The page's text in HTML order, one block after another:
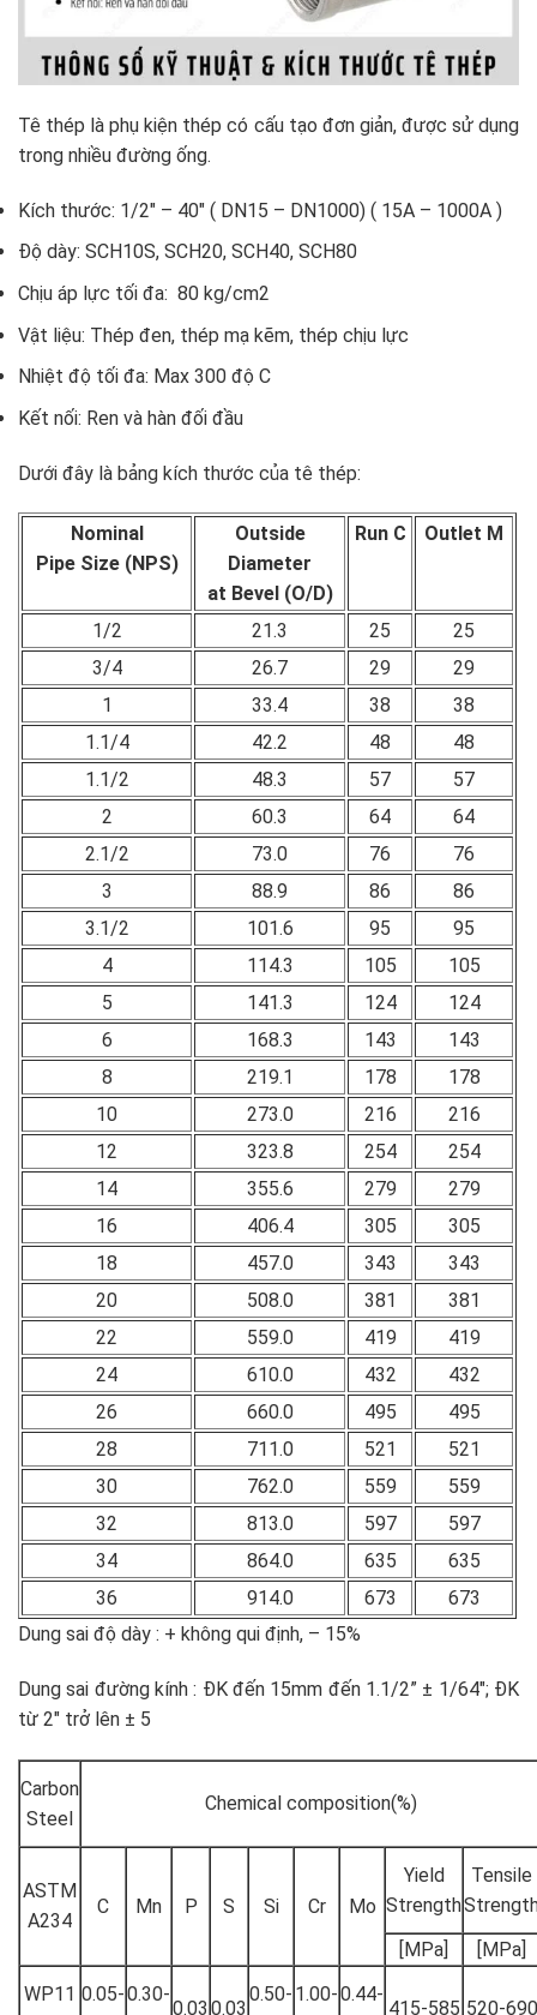
Tê thép là phụ kiện thép có cấu tạo đơn giản, được sử dụng
trong nhiều đường ống.
Kích thước: 1/2″ – 40″ ( DN15 – DN1000) ( 15A – 1000A )
Độ dày: SCH10S, SCH20, SCH40, SCH80
Chịu áp lực tối đa: 80 kg/cm2
Vật liệu: Thép đen, thép mạ kẽm, thép chịu lực
Nhiệt độ tối đa: Max 300 độ C
Kết nối: Ren và hàn đối đầu
Dưới đây là bảng kích thước của tê thép:
Nominal
Pipe Size (NPS)
Outside
Diameter
at Bevel (O/D)
Run C Outlet M
1/2 21.3 25
25
3/4
26.7 29
29
1
33.4 38
38
1.1/4
42.2 48
48
1.1/2
48.3 57
57
2
60.3 64
64
2.1/2
73.0 76
76
3
88.9 86
86
3.1/2
101.6 95
95
4
114.3 105
105
5
141.3 124
124
6
168.3 143
143
8
219.1 178
178
10
273.0 216
216
12
323.8 254
254
14
355.6 279
279
16
406.4 305
305
18
457.0 343
343
20
508.0 381
381
22
559.0 419
419
24
610.0 432
432
26
660.0 495
495
28
711.0 521
521
30
762.0 559
559
32
813.0 597
597
34
864.0 635
635
36
914.0 673
673
Dung sai độ dày : + không qui định, – 15%
Dung sai đường kính : ĐK đến 15mm đến 1.1/2” ± 1/64″; ĐK
từ 2″ trở lên ± 5
Carbon
Steel
Chemical composition(%)
ASTM
A234
C Mn P S Si Cr Mo
Yield
Strength
Tensile
[MPa]
[MPa]
WP11 0.05-0.30-
0.03 0.03
0.50- 1.00-0.44-
415-585 520-690